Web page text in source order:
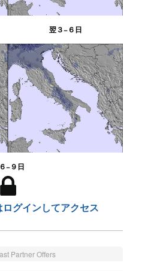
翌３−６日
−９日
グインしてアクセス
Partner Offers